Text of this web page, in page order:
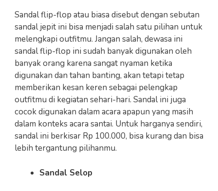
Sandal flip-flop atau biasa disebut dengan sebutan
sandal jepit ini bisa menjadi salah satu pilihan untuk
melengkapi outfitmu. Jangan salah, dewasa ini
sandal flip-flop ini sudah banyak digunakan oleh
banyak orang karena sangat nyaman ketika
digunakan dan tahan banting, akan tetapi tetap
memberikan kesan keren sebagai pelengkap
outfitmu di kegiatan sehari-hari. Sandal ini juga
cocok digunakan dalam acara apapun yang masih
dalam konteks acara santai. Untuk harganya sendiri,
sandal ini berkisar Rp 100.000, bisa kurang dan bisa
lebih tergantung pilihanmu.
Sandal Selop